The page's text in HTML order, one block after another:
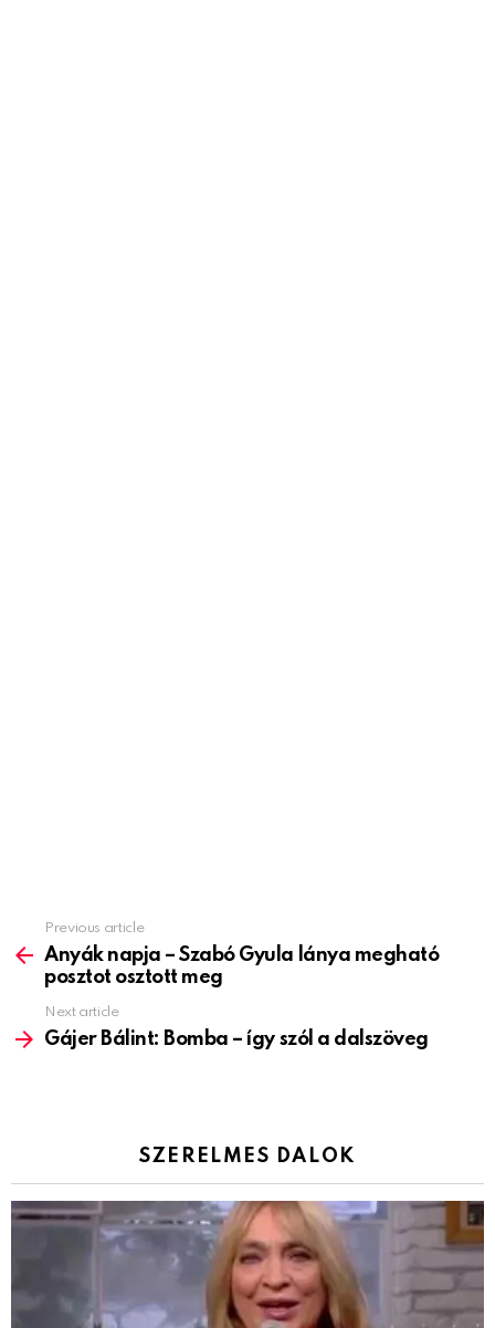
more
Previous article
Anyák napja – Szabó Gyula lánya megható
posztot osztott meg
Next article
Gájer Bálint: Bomba – így szól a dalszöveg
SZERELMES DALOK